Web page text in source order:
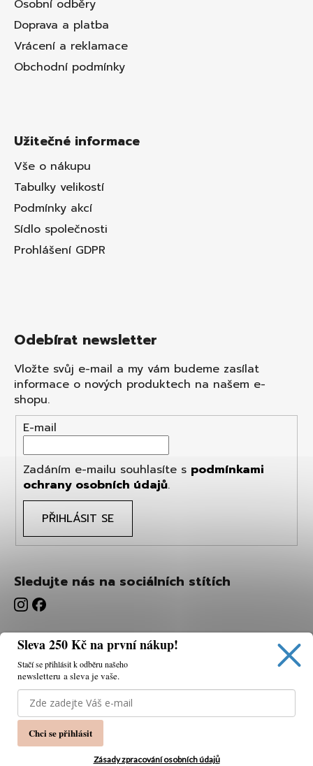
Používáme cookies, abychom vám umožnili pohodlné
prohlížení webu a díky analýze webu neustále zlepšovat
jeho funkce, výkon a použitelnost.
Osobní odběry
Doprava a platba
Vrácení a reklamace
Obchodní podmínky
Užitečné informace
Vše o nákupu
Tabulky velikostí
Podmínky akcí
Sídlo společnosti
Prohlášení GDPR
Odebírat newsletter
Vložte svůj e-mail a my vám budeme zasílat
informace o nových produktech na našem e-
shopu.
E-mail
Zadáním e-mailu souhlasíte s podmínkami
ochrany osobních údajů.
PŘIHLÁSIT SE
Sledujte nás na sociálních stítích
Sleva 250 Kč na první nákup!
Stačí se přihlásit k odběru našeho
newsletteru a sleva je vaše.
Chci se přihlásit
Zásady zpracování osobních údajů